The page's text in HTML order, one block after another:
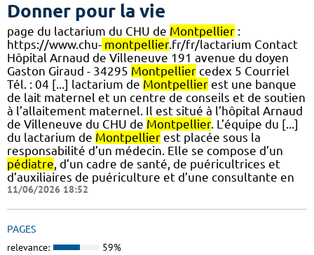
Donner pour la vie
page du lactarium du CHU de Montpellier :
https://www.chu- montpellier.fr/fr/lactarium Contact
Hôpital Arnaud de Villeneuve 191 avenue du doyen
Gaston Giraud - 34295 Montpellier cedex 5 Courriel
Tél. : 04 [...] lactarium de Montpellier est une banque
de lait maternel et un centre de conseils et de soutien
à l’allaitement maternel. Il est situé à l’hôpital Arnaud
de Villeneuve du CHU de Montpellier. L’équipe du [...]
du lactarium de Montpellier est placée sous la
responsabilité d’un médecin. Elle se compose d’un
pédiatre, d’un cadre de santé, de puéricultrices et
d’auxiliaires de puériculture et d’une consultante en
11/06/2026 18:52
PAGES
relevance: 59%